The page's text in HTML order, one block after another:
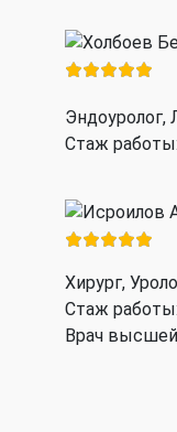
Эндоуролог,
Стаж
Хирург,
Стаж
Врач высшей